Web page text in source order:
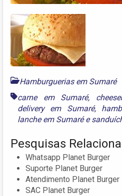
Hamburguerias em Sumaré
carne em Sumaré,
delivery em Sumaré,
lanche em Sumarée
Pesquisas
Whatsapp Planet Burger
Suporte Planet Burger
Atendimento Planet Burger
SAC Planet Burger